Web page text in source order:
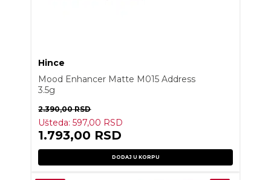
Hince
Mood Enhancer Matte M015 Address
3.5g
2.390,00RSD
Ušteda:597,00 RSD
1.793,00 RSD
DODAJ U KORPU